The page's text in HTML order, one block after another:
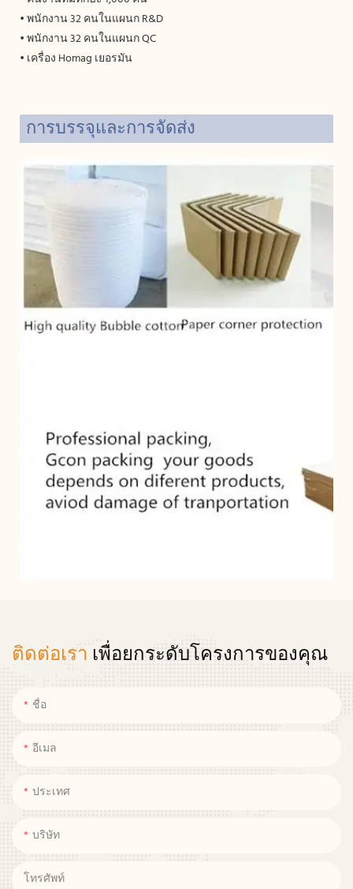
• พนักงาน 32 คนในแผนก R&D
• พนักงาน 32 คนในแผนก QC
• เครื่อง Homag เยอรมัน
การบรรจุและการจัดส่ง
ติดต่อเรา เพื่อยกระดับโครงการของคุณ
ชื่อ
อีเมล
ประเทศ
บริษัท
โทรศัพท์